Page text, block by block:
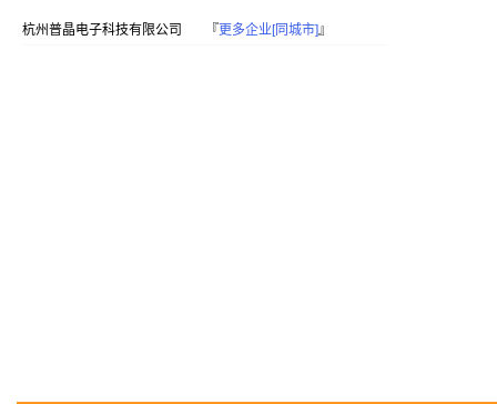
杭州普晶电子科技有限公司 『 更多企业[同城市]』